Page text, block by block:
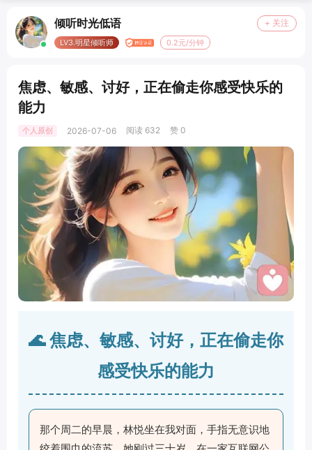
倾听时光低语 + 关注
LV3.明星倾听师 0.2元/分钟
焦虑、敏感、讨好，正在偷走你感受快乐的
能力
个人原创 2026-07-06 阅读 632 赞 0
🌊 焦虑、敏感、讨好，正在偷走你
感受快乐的能力
那个周二的早晨，林悦坐在我对面，手指无意识地